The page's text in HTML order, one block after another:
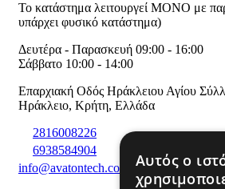
Το κατάστημα λειτουργεί ΜΟΝΟ με
υπάρχει φυσικό κατάστημα)
Δευτέρα - Παρασκευή 09:00 - 16:00
Σάββατο 10:00 - 14:00
Επαρχιακή Οδός Ηράκλειου Αγίου
Ηράκλειο, Κρήτη, Ελλάδα
2816008226
6938584904
info@avatontech.com
Αυτός ο